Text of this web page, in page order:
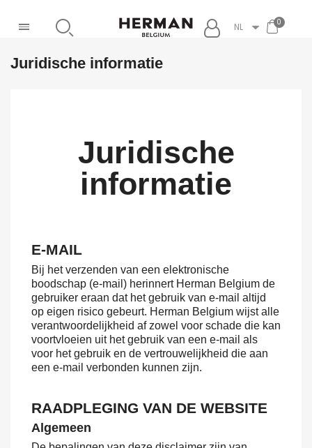
NL
Juridische informatie
Juridische
informatie
E-MAIL
Bij het verzenden van een elektronische
boodschap (e-mail) herinnert Herman Belgium de
gebruiker eraan dat het gebruik van e-mail altijd
op eigen risico gebeurt. Herman Belgium wijst alle
verantwoordelijkheid af zowel voor schade die kan
voortvloeien uit het gebruik van een e-mail als
voor het gebruik en de vertrouwelijkheid die aan
een e-mail verbonden kunnen zijn.
RAADPLEGING VAN DE WEBSITE
Algemeen